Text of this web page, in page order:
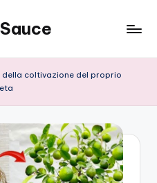
della coltivazione del proprio